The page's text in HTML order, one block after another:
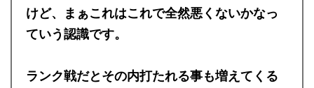
けど、まぁこれはこれで全然悪くないかなっ
ていう認識です。
ランク戦だとその内打たれる事も増えてくる